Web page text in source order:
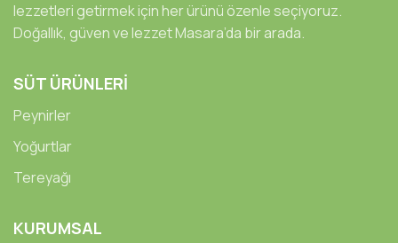
lezzetleri getirmek için her ürünü özenle seçiyoruz.
Doğallık, güven ve lezzet Masara’da bir arada.
SÜT ÜRÜNLERİ
Peynirler
Yoğurtlar
Tereyağı
KURUMSAL